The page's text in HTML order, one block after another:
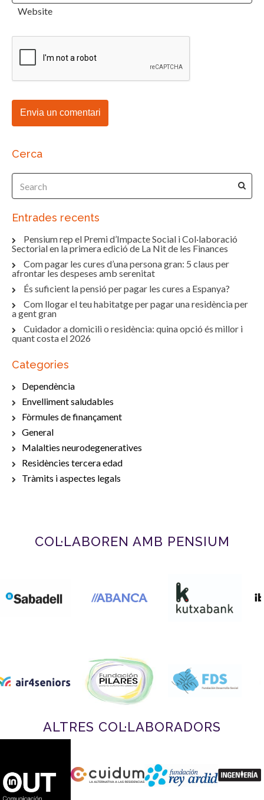
Website
Cerca
Entrades recents
Pensium rep el Premi d’Impacte Social i Col·laboració
Sectorial en la primera edició de La Nit de les Finances
Com pagar les cures d’una persona gran: 5 claus per
afrontar les despeses amb serenitat
És suficient la pensió per pagar les cures a Espanya?
Com llogar el teu habitatge per pagar una residència per
a gent gran
Cuidador a domicili o residència: quina opció és millor i
quant costa el 2026
Categories
Dependència
Envelliment saludables
Fòrmules de finançament
General
Malalties neurodegeneratives
Residències tercera edad
Tràmits i aspectes legals
COL·LABOREN AMB PENSIUM
ALTRES COL·LABORADORS